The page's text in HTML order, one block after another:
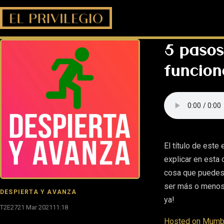
DESPIERTA Y AVANZA
T2E2721 Mar 2021 11:18
5
El título de este
explicar en esta
cosa que
ser más o
ya!
Hosted on